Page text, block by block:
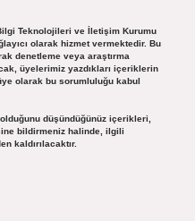
Teknolojileri ve İletişim Kurumu
olarak hizmet vermektedir. Bu
denetleme veya araştırma
üyelerimiz yazdıkları içeriklerin
olarak bu sorumluluğu kabul
düşündüğünüz içerikleri,
bildirmeniz halinde, ilgili
kaldırılacaktır.